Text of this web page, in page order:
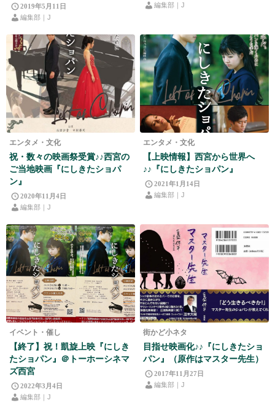
2019年5月11日
編集部｜J
編集部｜J
エンタメ・文化
祝・数々の映画祭受賞♪♪西宮の
ご当地映画『にしきたショパ
ン』
2020年11月4日
編集部｜J
エンタメ・文化
【上映情報】西宮から世界へ
♪♪『にしきたショパン』
2021年1月14日
編集部｜J
イベント・催し
【終了】祝！凱旋上映『にしき
たショパン』＠トーホーシネマ
ズ西宮
2022年3月4日
編集部｜J
街かど小ネタ
目指せ映画化♪♪『にしきたショ
パン』（原作はマスター先生）
2017年11月27日
編集部｜J